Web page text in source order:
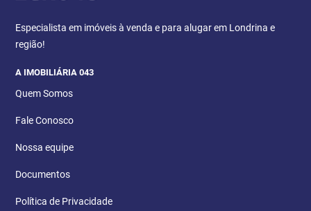
Especialista em imóveis à venda e para alugar em Londrina e
região!
A IMOBILIÁRIA 043
Quem Somos
Fale Conosco
Nossa equipe
Documentos
Política de Privacidade